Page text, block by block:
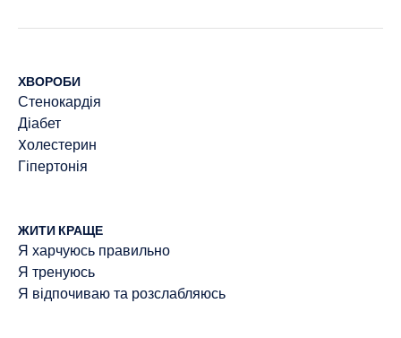
ХВОРОБИ
Стенокардія
Діабет
Xолестерин
Гіпертонія
ЖИТИ КРАЩЕ
Я харчуюсь правильно
Я тренуюсь
Я відпочиваю та розслабляюсь